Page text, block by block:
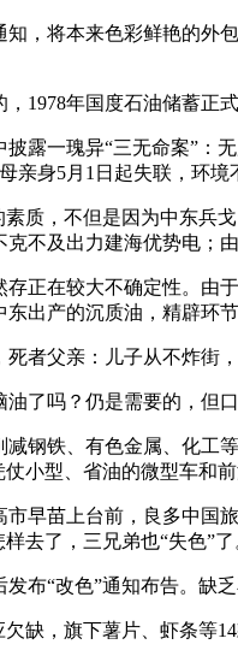
将本来色彩鲜艳的外
年国度石油储蓄正
一瑰异“三无命案”：
亲身5月1日起失联，环境
，不但是因为中东兵戈
不及出力建海优势电；
在较大不确定性。由
出产的沉质油，精辟环节
父亲：儿子从不炸街，
吗？仍是需要的，但口
铁、有色金属、化工
小型、省油的微型车和
苗上台前，良多中国
去了，三兄弟也“失色”了
“改色”通知布告。缺乏
，旗下薯片、虾条等14